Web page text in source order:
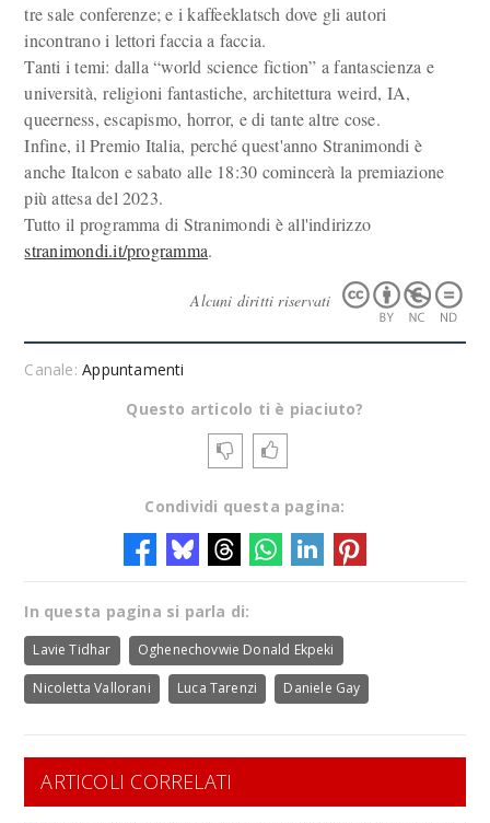
tre sale conferenze; e i kaffeeklatsch dove gli autori
incontrano i lettori faccia a faccia.
Tanti i temi: dalla “world science fiction” a fantascienza e
università, religioni fantastiche, architettura weird, IA,
queerness, escapismo, horror, e di tante altre cose.
Infine, il Premio Italia, perché quest'anno Stranimondi è
anche Italcon e sabato alle 18:30 comincerà la premiazione
più attesa del 2023.
Tutto il programma di Stranimondi è all'indirizzo
stranimondi.it/programma.
Alcuni diritti riservati
Canale:Appuntamenti
Questo articolo ti è piaciuto?
Condividi questa pagina:
In questa pagina si parla di:
Lavie Tidhar Oghenechovwie Donald Ekpeki
Nicoletta Vallorani Luca Tarenzi Daniele Gay
ARTICOLI CORRELATI